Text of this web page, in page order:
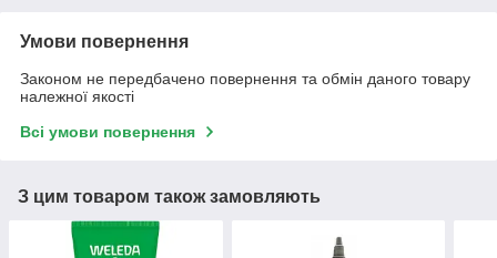
Умови повернення
Законом не передбачено повернення та обмін даного товару
належної якості
Всі умови повернення
З цим товаром також замовляють